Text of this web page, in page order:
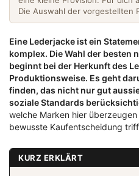
Die Auswahl der vorgestellten
Eine Lederjacke ist ein
komplex. Die Wahl der besten
beginnt bei der Herkunft des
Produktionsweise. Es geht
finden, das nicht nur gut
soziale Standards
welche Marken hier
bewusste Kaufentscheidung
KURZ ERKLÄRT